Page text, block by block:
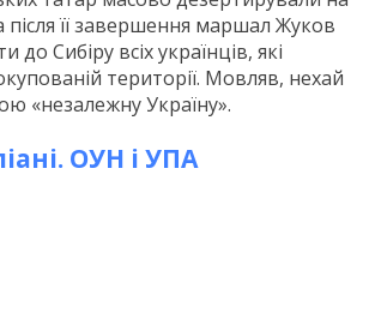
після її завершення маршал Жуков
до Сибіру всіх українців, які
території. Мовляв, нехай
«незалежну Україну».
ОУН і УПА